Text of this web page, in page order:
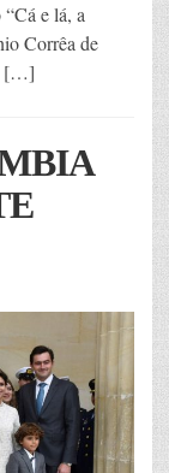
e lá, a
Corrêa de
[…]